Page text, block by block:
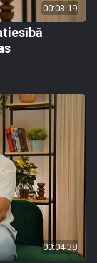
00:03:19
00:04:38